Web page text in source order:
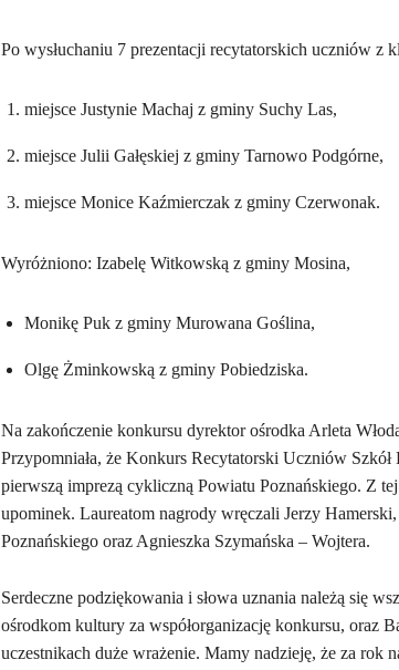
Po wysłuchaniu 7 prezentacji recytatorskich uczniów z
miejsce Justynie Machaj z gminy Suchy Las,
miejsce Julii Gałęskiej z gminy Tarnowo Podgórne,
miejsce Monice Kaźmierczak z gminy Czerwonak.
Wyróżniono: Izabelę Witkowską z gminy Mosina,
Monikę Puk z gminy Murowana Goślina,
Olgę Żminkowską z gminy Pobiedziska.
Na zakończenie konkursu dyrektor ośrodka Arleta
Przypomniała, że Konkurs Recytatorski Uczniów
pierwszą imprezą cykliczną Powiatu Poznańskiego. Z
upominek. Laureatom nagrody wręczali Jerzy
Poznańskiego oraz Agnieszka Szymańska – Wojtera.
Serdeczne podziękowania i słowa uznania należą się
ośrodkom kultury za współorganizację konkursu, oraz
uczestnikach duże wrażenie. Mamy nadzieję, że za